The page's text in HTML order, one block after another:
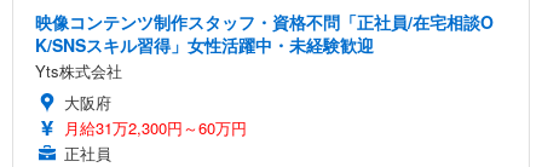
映像コンテンツ制作スタッフ・資格不問「正社員/在宅相談O
K/SNSスキル習得」女性活躍中・未経験歓迎
Yts株式会社
大阪府
月給31万2,300円～60万円
正社員